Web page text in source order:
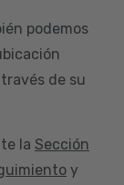
podemos
de su
la Sección
y